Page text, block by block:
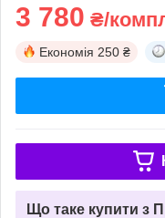
3 780 ₴/
Економія 250 ₴
Що таке купити з